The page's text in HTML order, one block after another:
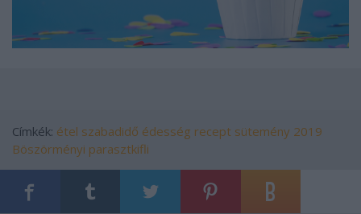
Címkék: étel szabadidő édesség recept sütemény 2019
Böszörményi parasztkifli